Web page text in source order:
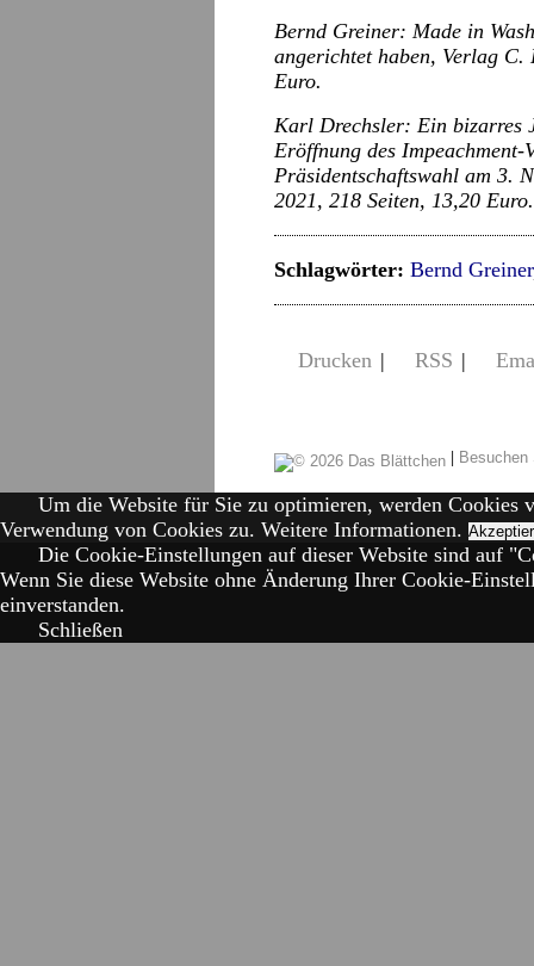
Bernd Greiner: Made in
angerichtet haben, Verlag C.
Euro.
Karl Drechsler: Ein bizarres
Eröffnung des Impeachment-
Präsidentschaftswahl am 3.
2021, 218 Seiten, 13,20 Euro.
Schlagwörter: Bernd Greiner
Drucken | RSS |
|
Um die Website für Sie zu optimieren, werden Cookies
Verwendung von Cookies zu. Weitere Informationen.
Die Cookie-Einstellungen auf dieser Website sind auf
Wenn Sie diese Website ohne Änderung Ihrer Cookie-
einverstanden.
Schließen